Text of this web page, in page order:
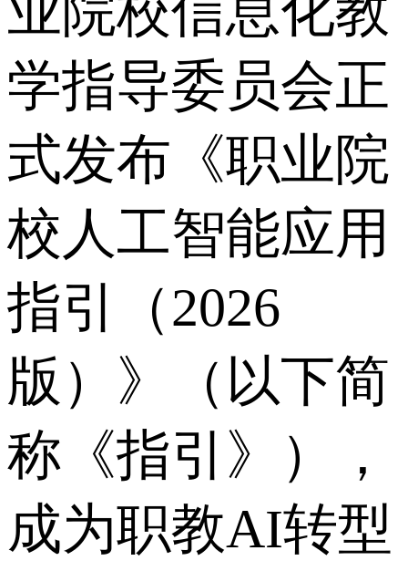
学指导委员会正
式发布《职业院
校人工智能应用
指引（2026
版）》（以下简
称《指引》），
成为职教AI转型